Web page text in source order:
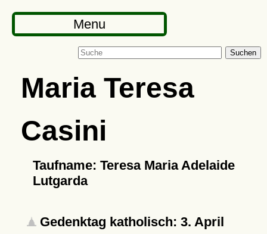
Menu
Suchen
Maria Teresa
Casini
Taufname: Teresa Maria Adelaide
Lutgarda
Gedenktag katholisch: 3. April